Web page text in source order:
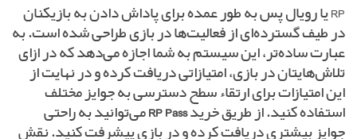
RP یا رویال پس به طور عمده برای پاداش دادن به بازیکنان
در طیف گسترده‌ای از فعالیت‌ها در بازی طراحی شده است. به
عبارت ساده‌تر، این سیستم به شما اجازه می‌دهد که در ازای
تلاش‌هایتان در بازی، امتیازاتی دریافت کرده و در نهایت از
این امتیازات برای ارتقاء سطح دسترسی به جوایز مختلف
استفاده کنید. از طریق خریدRP Passمی‌توانید به راحتی
جوایز بیشتری دریافت کرده و در بازی پیشرفت کنید. نقش